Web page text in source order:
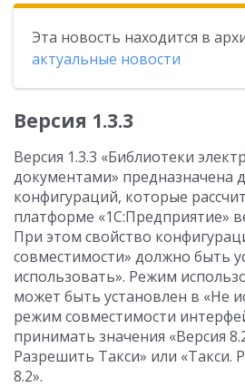
Эта новость находится в
актуальные новости
Версия 1.3.3
Версия 1.3.3 «Библиотеки
документами» предназначена
конфигураций, которые
платформе «1С:Предприятие»
При этом свойство
совместимости» должно быть
использовать». Режим
может быть установлен в «Не
режим совместимости
принимать значения «Версия
Разрешить Такси» или «Такси.
8.2».